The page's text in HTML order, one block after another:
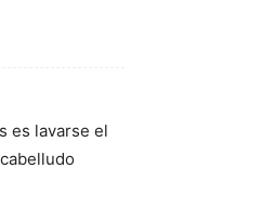
es lavarse el